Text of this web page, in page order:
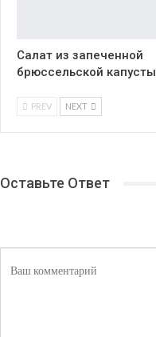
Салат из запеченной
брюссельской капусты
PREV NEXT
Оставьте Ответ